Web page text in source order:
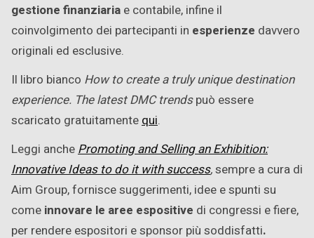
gestione finanziaria e contabile, infine il
coinvolgimento dei partecipanti in esperienze davvero
originali ed esclusive.
Il libro bianco How to create a truly unique destination
experience. The latest DMC trendspuò essere
scaricato gratuitamentequi.
Leggi anchePromoting and Selling an Exhibition:
Innovative Ideas to do it with success,sempre a cura di
Aim Group, fornisce suggerimenti, idee e spunti su
come innovare le aree espositive di congressi e fiere,
per rendere espositori e sponsor più soddisfatti.